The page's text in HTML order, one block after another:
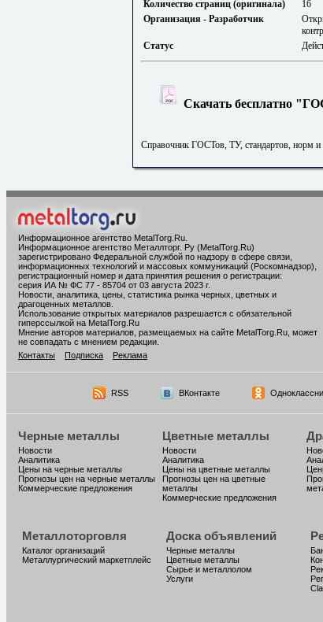
Количество страниц (оригинала)
16
Организация - Разработчик
Статус
Скачать бесплатно
Справочник ГОСТов, ТУ, стандартов, норм
Информационное агентство MetalTorg.Ru
Информационное агентство Металлторг. Ру (MetalTorg.Ru)
зарегистрировано Федеральной службой по надзору в сфере связи,
информационных технологий и массовых коммуникаций (Роскомнадзор),
регистрационный номер и дата принятия решения о регистрации:
серия ИА № ФС 77 - 85704 от 03 августа 2023 г.
Новости, аналитика, цены, статистика рынка черных, цветных и
драгоценных металлов.
Использование открытых материалов разрешается с обязательной
гиперссылкой на MetalTorg.Ru
Мнение авторов материалов, размещаемых на сайте MetalTorg.Ru, может
не совпадать с мнением редакции.
Контакты
Подписка Реклама
RSS ВКонтакте
Черные металлы
Новости
Аналитика
Цены на черные металлы
Прогнозы цен на черные металлы
Коммерческие предложения
Цветные металлы
Новости
Аналитика
Цены на цветные металлы
Прогнозы цен на цветные
металлы
Коммерческие предложения
Металлоторговля
Каталог организаций
Металлургический маркетплейс
Доска объявлений
Черные металлы
Цветные металлы
Сырье и металлолом
Услуги